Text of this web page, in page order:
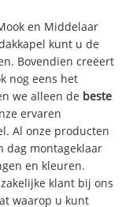
en Middelaar
kunt u de
Bovendien creëert
nog eens het
we alleen de beste
ervaren
Al onze producten
dag montageklaar
en kleuren.
klant bij ons
waarop u kunt